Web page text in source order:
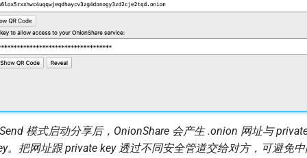
模式启动分享后，OnionShare 会产生 .onion 网址与
。把网址跟 private key 透过不同安全管道交给对方，可避免中